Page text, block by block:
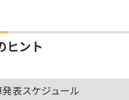
ヒント
表スケジュール